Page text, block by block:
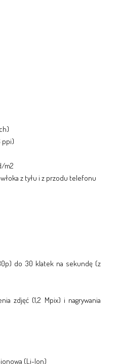
ppi)
m2
z tyłu i z przodu telefonu
do 30 klatek na sekundę (z
zdjęć (1,2 Mpix) i nagrywania
(Li-Ion)